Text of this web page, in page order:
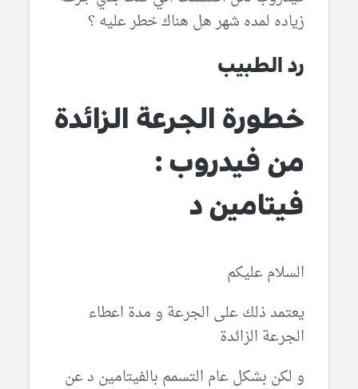
زياده لمده شهر هل هناك خطر عليه ؟
رد الطبيب
خطورة الجرعة الزائدة
من فيدروب :
فيتامين د
السلام عليكم
يعتمد ذلك على الجرعة و مدة اعطاء
الجرعة الزائدة
و لكن بشكل عام التسمم بالفيتامين د عن